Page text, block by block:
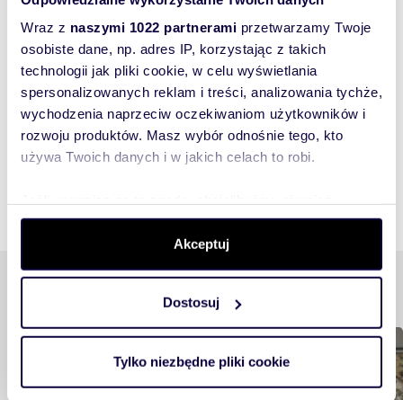
Wraz z naszymi 1022 partnerami przetwarzamy Twoje
osobiste dane, np. adres IP, korzystając z takich
technologii jak pliki cookie, w celu wyświetlania
spersonalizowanych reklam i treści, analizowania tychże,
wychodzenia naprzeciw oczekiwaniom użytkowników i
rozwoju produktów. Masz wybór odnośnie tego, kto
używa Twoich danych i w jakich celach to robi.
Gromadzić dane dotyczące Twojej lokalizacji
geograficznej z dokładnością nawet do kilku metrów
Identyfikować Twoje urządzenie, aktywnie analizując
czyli wirtualny odcisk palca)
Dowiedz się więcej odnośnie tego, jak Twoje osobiste
dane są przetwarzane oraz ustaw własne preferencje w
Akceptuj
Dostosuj
Tylko niezbędne pliki cookie
lokal użytkowy na sprzedaż 270m2
2 800 000 zł
lokal użytkowy Warszawa, Ochota, Aleje
Jerozolimskie
Podobne tematy